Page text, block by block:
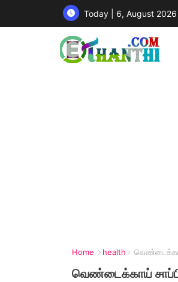
Today | 6, August 2026
Home health
வெண்டைக்காய்